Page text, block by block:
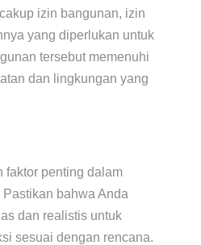
izin bangunan, izin
yang diperlukan untuk
tersebut memenuhi
dan lingkungan yang
faktor penting dalam
bahwa Anda
dan realistis untuk
sesuai dengan rencana.